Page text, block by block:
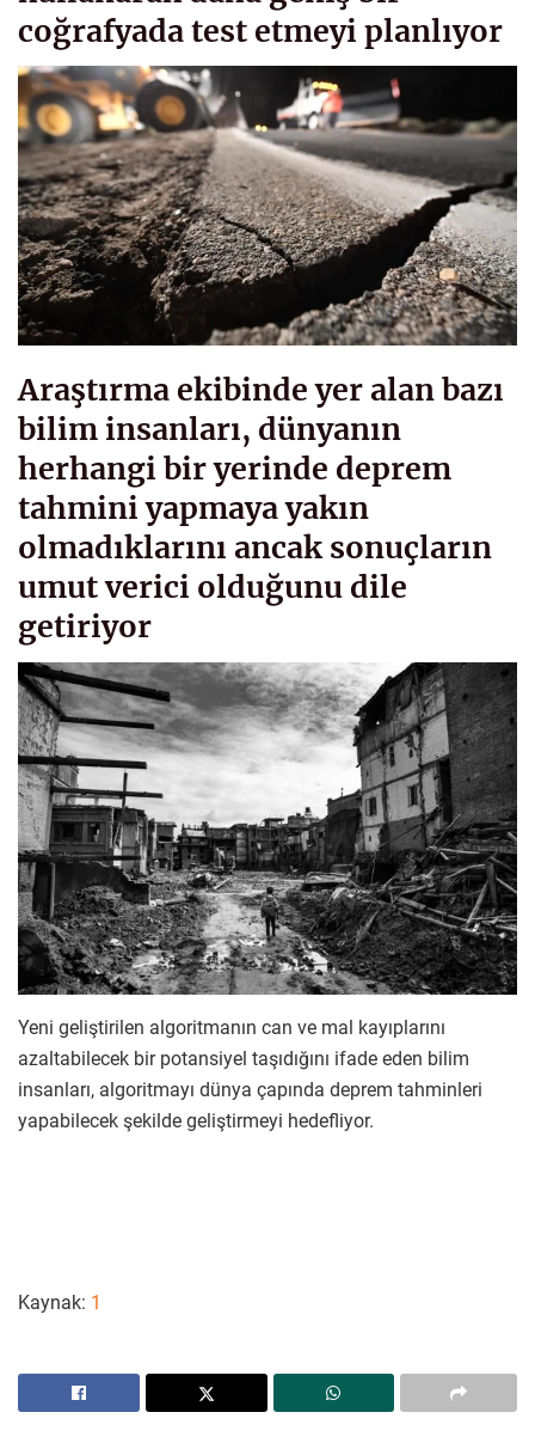
coğrafyada test etmeyi planlıyor
Araştırma ekibinde yer alan bazı
bilim insanları, dünyanın
herhangi bir yerinde deprem
tahmini yapmaya yakın
olmadıklarını ancak sonuçların
umut verici olduğunu dile
getiriyor
Yeni geliştirilen algoritmanın can ve mal kayıplarını
azaltabilecek bir potansiyel taşıdığını ifade eden bilim
insanları, algoritmayı dünya çapında deprem tahminleri
yapabilecek şekilde geliştirmeyi hedefliyor.
Kaynak: 1